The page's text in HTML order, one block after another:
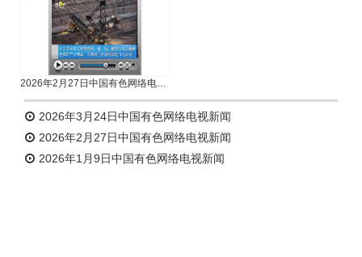
2026年2月27日中国有色网络电视新闻
2026年3月24日中国有色网络电视新闻
2026年2月27日中国有色网络电视新闻
2026年1月9日中国有色网络电视新闻